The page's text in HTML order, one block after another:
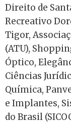
Direito de
Recreativo
Tigor,
(ATU),
Óptico,
Ciências
Química,
e Implantes,
do Brasil